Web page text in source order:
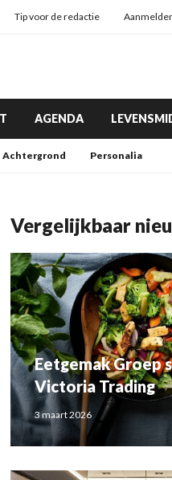
Tip voor de redactie
AGENDA
Achtergrond Personalia
Vergelijkbaar
Eetgemak Groep
Victoria Trading
3 maart 2026